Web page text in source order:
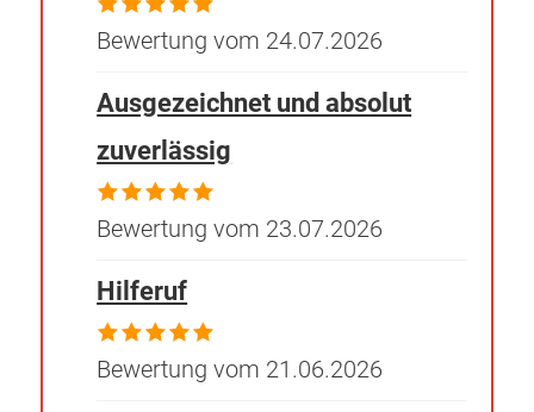
Bewertung vom 24.07.2026
Ausgezeichnet und absolut
zuverlässig
Bewertung vom 23.07.2026
Hilferuf
Bewertung vom 21.06.2026